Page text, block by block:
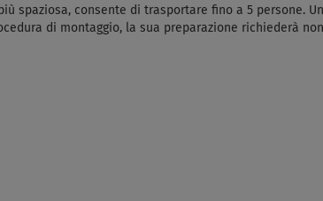
spaziosa, consente di trasportare fino a 5 persone.
di montaggio, la sua preparazione richiederà